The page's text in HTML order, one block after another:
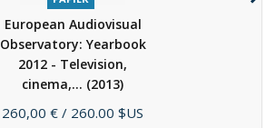
European Audiovisual
Observatory: Yearbook
2012 - Television,
cinema,... (2013)
Prix
260,00 € / 260.00 $US